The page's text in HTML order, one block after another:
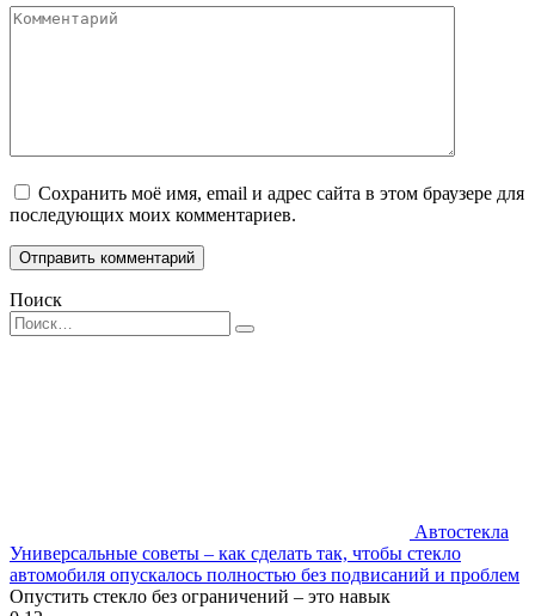
Комментарий
Сохранить моё имя, email и адрес сайта в этом браузере для
последующих моих комментариев.
Поиск
Search
for:
Автостекла
Универсальные советы – как сделать так, чтобы стекло
автомобиля опускалось полностью без подвисаний и проблем
Опустить стекло без ограничений – это навык